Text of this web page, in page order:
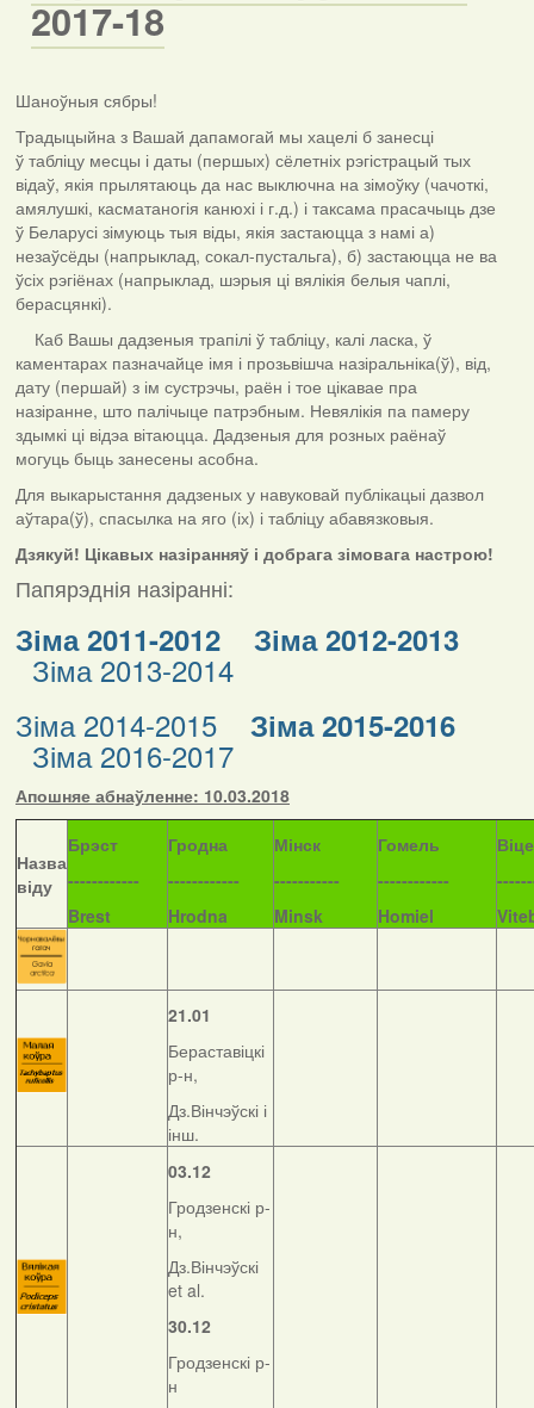
2017-18
Шаноўныя сябры!
Традыцыйна з Вашай дапамогай мы хацелі б занесці
ў табліцу месцы і даты (першых) сёлетніх рэгістрацый тых
відаў, якія прылятаюць да нас выключна на зімоўку (чачоткі,
амялушкі, касматаногія канюхі і г.д.) і таксама прасачыць дзе
ў Беларусі зімуюць тыя віды, якія застаюцца з намі а)
незаўсёды (напрыклад, сокал-пустальга), б) застаюцца не ва
ўсіх рэгіёнах (напрыклад, шэрыя ці вялікія белыя чаплі,
берасцянкі).
Каб Вашы дадзеныя трапілі ў табліцу, калі ласка, ў
каментарах пазначайце імя і прозьвішча назіральніка(ў), від,
дату (першай) з ім сустрэчы, раён і тое цікавае пра
назіранне, што палічыце патрэбным. Невялікія па памеру
здымкі ці відэа вітаюцца. Дадзеныя для розных раёнаў
могуць быць занесены асобна.
Для выкарыстання дадзеных у навуковай публікацыі дазвол
аўтара(ў), спасылка на яго (іх) і табліцу абавязковыя.
Дзякуй! Цікавых назіранняў і добрага зімовага настрою!
Папярэднія назіранні:
Зіма 2011-2012 Зіма 2012-2013
Зіма 2013-2014
Зіма 2014-2015
Зіма 2015-2016
Зіма 2016-2017
Апошняе абнаўленне: 10.03.2018
Назва
віду
Брэст
------------
Brest
Гродна
------------
Hrodna
Мінск
-----------
Minsk
Гомель
------------
Homiel
21.01
Бераставіцкі
р-н,
Дз.Вінчэўскі і
інш.
03.12
Гродзенскі р-
н,
Дз.Вінчэўскі
et al.
30.12
Гродзенскі р-
н